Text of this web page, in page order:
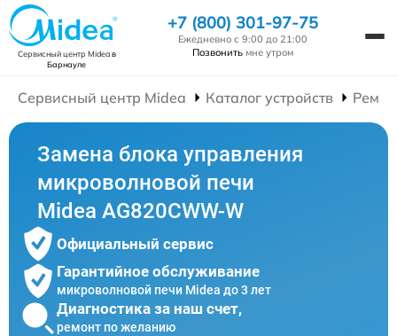
Сервисный центр Mideaв
Барнауле
+7 (800) 301-97-75
Ежедневно с 9:00 до 21:00
Позвонить мне утром
Сервисный центр Midea Каталог устройств
Замена блока управления
микроволновой печи
Midea AG820CWW-W
Официальный сервис
Гарантийное обслуживание
микроволновой печи Midea до 3 лет
Диагностика за наш счет,
ремонт по желанию